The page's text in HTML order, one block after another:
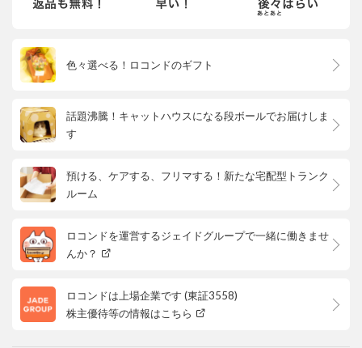
色々選べる！ロコンドのギフト
話題沸騰！キャットハウスになる段ボールでお届けしま
す
預ける、ケアする、フリマする！新たな宅配型トランク
ルーム
ロコンドを運営するジェイドグループで一緒に働きませ
んか？
ロコンドは上場企業です (東証3558)
株主優待等の情報はこちら